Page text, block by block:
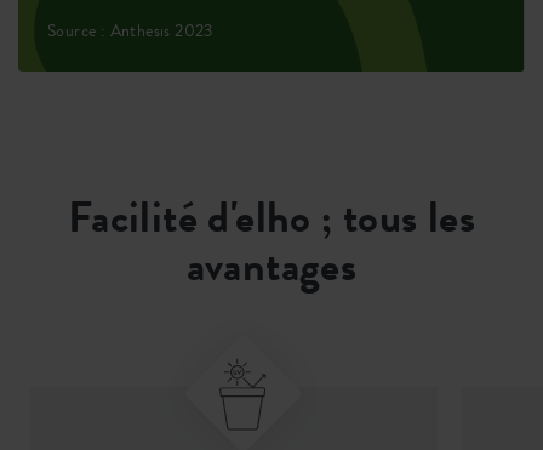
Source : Anthesis 2023
Facilité d'elho ; tous les
avantages